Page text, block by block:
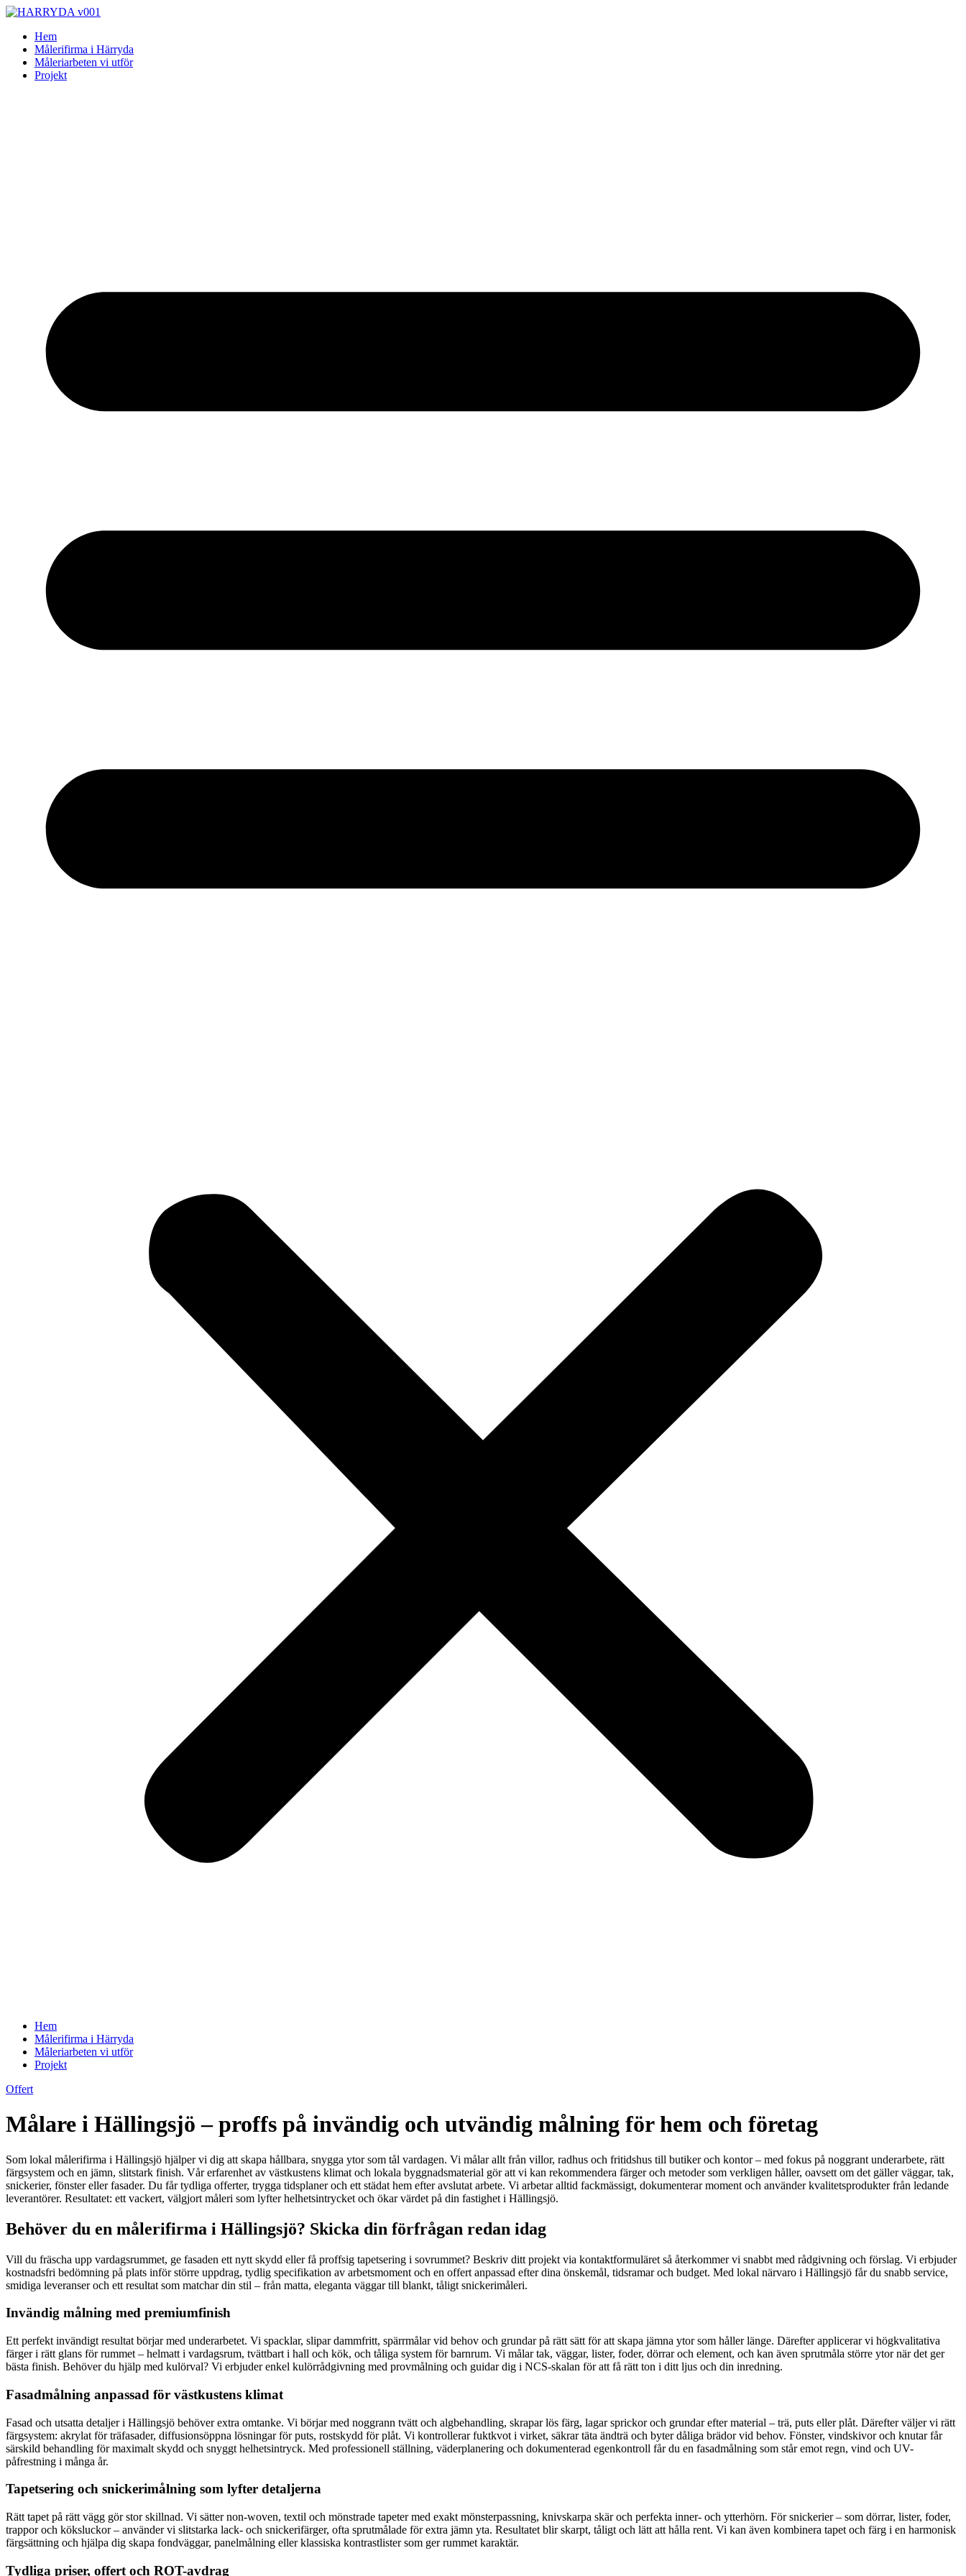
Skip
contentHem
Målerifirma i Härryda
Måleriarbeten vi utför
Projekt
Hem
Målerifirma i Härryda
Måleriarbeten vi utför
Projekt
Offert
Målare i Hällingsjö – proffs på invändig och utvändig målning för hem och företag
Som lokal målerifirma i Hällingsjö hjälper vi dig att skapa hållbara, snygga ytor som tål vardagen. Vi målar allt från villor, radhus och fritidshus till butiker och kontor – med fokus på noggrant underarbete, rätt
färgsystem och en jämn, slitstark finish. Vår erfarenhet av västkustens klimat och lokala byggnadsmaterial gör att vi kan rekommendera färger och metoder som verkligen håller, oavsett om det gäller väggar, tak,
snickerier, fönster eller fasader. Du får tydliga offerter, trygga tidsplaner och ett städat hem efter avslutat arbete. Vi arbetar alltid fackmässigt, dokumenterar moment och använder kvalitetsprodukter från ledande
leverantörer. Resultatet: ett vackert, välgjort måleri som lyfter helhetsintrycket och ökar värdet på din fastighet i Hällingsjö.
Behöver du en målerifirma i Hällingsjö? Skicka din förfrågan redan idag
Vill du fräscha upp vardagsrummet, ge fasaden ett nytt skydd eller få proffsig tapetsering i sovrummet? Beskriv ditt projekt via kontaktformuläret så återkommer vi snabbt med rådgivning och förslag. Vi erbjuder
kostnadsfri bedömning på plats inför större uppdrag, tydlig specifikation av arbetsmoment och en offert anpassad efter dina önskemål, tidsramar och budget. Med lokal närvaro i Hällingsjö får du snabb service,
smidiga leveranser och ett resultat som matchar din stil – från matta, eleganta väggar till blankt, tåligt snickerimåleri.
Invändig målning med premiumfinish
Ett perfekt invändigt resultat börjar med underarbetet. Vi spacklar, slipar dammfritt, spärrmålar vid behov och grundar på rätt sätt för att skapa jämna ytor som håller länge. Därefter applicerar vi högkvalitativa
färger i rätt glans för rummet – helmatt i vardagsrum, tvättbart i hall och kök, och tåliga system för barnrum. Vi målar tak, väggar, lister, foder, dörrar och element, och kan även sprutmåla större ytor när det ger
bästa finish. Behöver du hjälp med kulörval? Vi erbjuder enkel kulörrådgivning med provmålning och guidar dig i NCS-skalan för att få rätt ton i ditt ljus och din inredning.
Fasadmålning anpassad för västkustens klimat
Fasad och utsatta detaljer i Hällingsjö behöver extra omtanke. Vi börjar med noggrann tvätt och algbehandling, skrapar lös färg, lagar sprickor och grundar efter material – trä, puts eller plåt. Därefter väljer vi rätt
färgsystem: akrylat för träfasader, diffusionsöppna lösningar för puts, rostskydd för plåt. Vi kontrollerar fuktkvot i virket, säkrar täta ändträ och byter dåliga brädor vid behov. Fönster, vindskivor och knutar får
särskild behandling för maximalt skydd och snyggt helhetsintryck. Med professionell ställning, väderplanering och dokumenterad egenkontroll får du en fasadmålning som står emot regn, vind och UV-
påfrestning i många år.
Tapetsering och snickerimålning som lyfter detaljerna
Rätt tapet på rätt vägg gör stor skillnad. Vi sätter non-woven, textil och mönstrade tapeter med exakt mönsterpassning, knivskarpa skär och perfekta inner- och ytterhörn. För snickerier – som dörrar, lister, foder,
trappor och köksluckor – använder vi slitstarka lack- och snickerifärger, ofta sprutmålade för extra jämn yta. Resultatet blir skarpt, tåligt och lätt att hålla rent. Vi kan även kombinera tapet och färg i en harmonisk
färgsättning och hjälpa dig skapa fondväggar, panelmålning eller klassiska kontrastlister som ger rummet karaktär.
Tydliga priser, offert och ROT-avdrag